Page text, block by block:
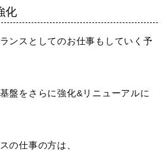
化
ンスとしてのお仕事もしていく予
盤をさらに強化&リニューアルに
の仕事の方は、